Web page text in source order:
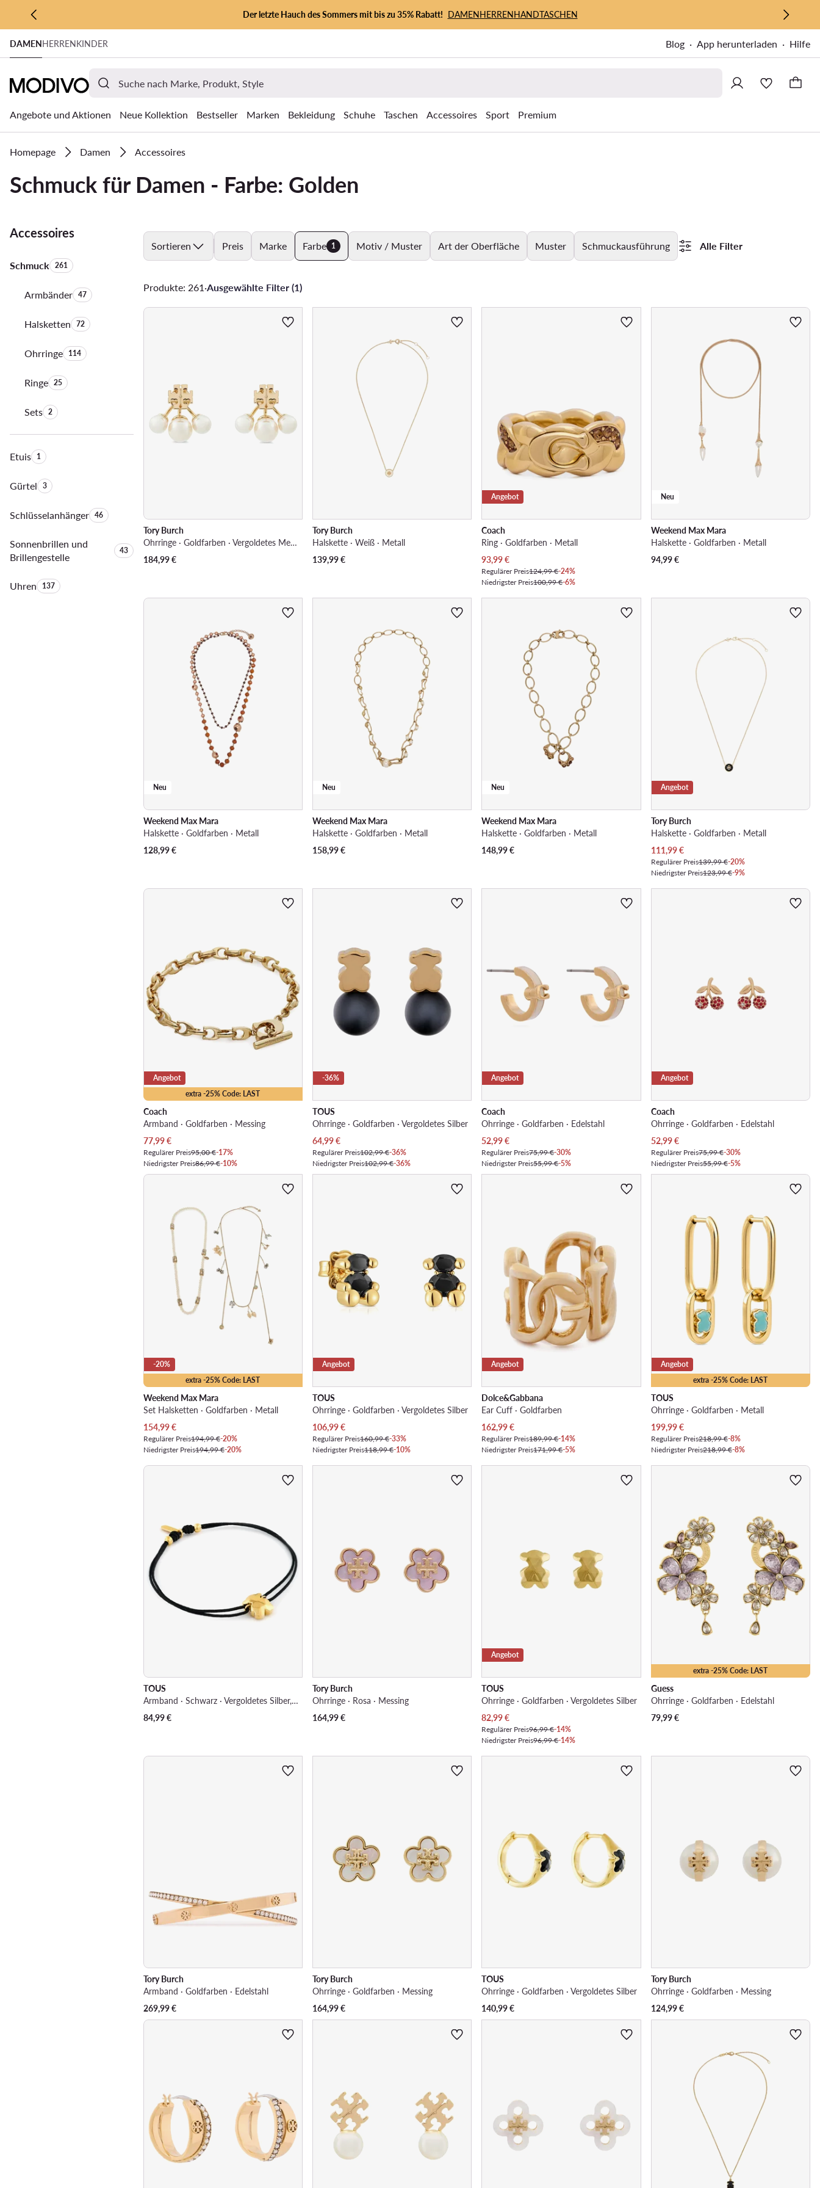
ZUM HAUPTINHALT SPRINGEN
ZUR SUCHE
Der letzte Hauch des Sommers mit bis zu 35% Rabatt! DAMENHERRENHANDTASCHEN
DAMENHERRENKINDER Blog App herunterladen Hilfe
Angebote und Aktionen Neue Kollektion Bestseller Marken Bekleidung Schuhe Taschen Accessoires Sport Premium
Homepage Damen Accessoires
Schmuck für Damen - Farbe: Golden
Accessoires
SchmuckAnzahl der Produkte:
261
ArmbänderAnzahl der Produkte:
47
HalskettenAnzahl der Produkte:
72
OhrringeAnzahl der Produkte:
114
RingeAnzahl der Produkte:
25
SetsAnzahl der Produkte:
2
EtuisAnzahl der Produkte:
1
GürtelAnzahl der Produkte:
3
SchlüsselanhängerAnzahl der Produkte:
46
Sonnenbrillen und
Brillengestelle
Anzahl der Produkte:
43
UhrenAnzahl der Produkte:
137
Sortieren Preis Marke Farbe 1 Motiv / Muster Art der Oberfläche Muster Schmuckausführung Alle Filter
Produkte: 261 ·Ausgewählte Filter (1)
Tory Burch
Ohrringe · Goldfarben · Vergoldetes Messing
184,99€
Tory Burch
Halskette · Weiß · Metall
139,99€
Angebot
Coach
Ring · Goldfarben · Metall
Aktueller Preis
93,99€
Regulärer Preis124,99 €-24%
Niedrigster Preis100,99 €-6%
Neu
Weekend Max Mara
Halskette · Goldfarben · Metall
94,99€
Neu
Weekend Max Mara
Halskette · Goldfarben · Metall
128,99€
Neu
Weekend Max Mara
Halskette · Goldfarben · Metall
158,99€
Neu
Weekend Max Mara
Halskette · Goldfarben · Metall
148,99€
Angebot
Tory Burch
Halskette · Goldfarben · Metall
Aktueller Preis
111,99€
Regulärer Preis139,99 €-20%
Niedrigster Preis123,99 €-9%
extra -25% Code: LAST
Angebot
Coach
Armband · Goldfarben · Messing
Aktueller Preis
77,99€
Regulärer Preis95,00 €-17%
Niedrigster Preis86,99 €-10%
-36%
TOUS
Ohrringe · Goldfarben · Vergoldetes Silber
Aktueller Preis
64,99€
Regulärer Preis102,99 €-36%
Niedrigster Preis102,99 €-36%
Angebot
Coach
Ohrringe · Goldfarben · Edelstahl
Aktueller Preis
52,99€
Regulärer Preis75,99 €-30%
Niedrigster Preis55,99 €-5%
Angebot
Coach
Ohrringe · Goldfarben · Edelstahl
Aktueller Preis
52,99€
Regulärer Preis75,99 €-30%
Niedrigster Preis55,99 €-5%
extra -25% Code: LAST
-20%
Weekend Max Mara
Set Halsketten · Goldfarben · Metall
Aktueller Preis
154,99€
Regulärer Preis194,99 €-20%
Niedrigster Preis194,99 €-20%
Angebot
TOUS
Ohrringe · Goldfarben · Vergoldetes Silber
Aktueller Preis
106,99€
Regulärer Preis160,99 €-33%
Niedrigster Preis118,99 €-10%
Angebot
Dolce&Gabbana
Ear Cuff · Goldfarben
Aktueller Preis
162,99€
Regulärer Preis189,99 €-14%
Niedrigster Preis171,99 €-5%
extra -25% Code: LAST
Angebot
TOUS
Ohrringe · Goldfarben · Metall
Aktueller Preis
199,99€
Regulärer Preis218,99 €-8%
Niedrigster Preis218,99 €-8%
TOUS
Armband · Schwarz · Vergoldetes Silber, Textil
84,99€
Tory Burch
Ohrringe · Rosa · Messing
164,99€
Angebot
TOUS
Ohrringe · Goldfarben · Vergoldetes Silber
Aktueller Preis
82,99€
Regulärer Preis96,99 €-14%
Niedrigster Preis96,99 €-14%
extra -25% Code: LAST
Guess
Ohrringe · Goldfarben · Edelstahl
79,99€
Tory Burch
Armband · Goldfarben · Edelstahl
269,99€
Tory Burch
Ohrringe · Goldfarben · Messing
164,99€
TOUS
Ohrringe · Goldfarben · Vergoldetes Silber
140,99€
Tory Burch
Ohrringe · Goldfarben · Messing
124,99€